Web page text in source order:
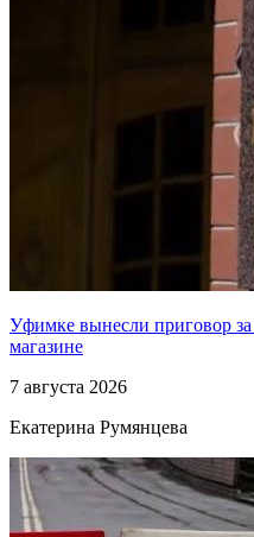
Уфимке вынесли приговор
магазине
7 августа 2026
Екатерина Румянцева